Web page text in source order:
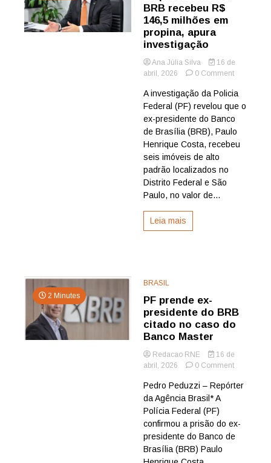
BRB recebeu R$
146,5 milhões em
propina, apura
investigação
Ana Júlia Silva
16 de
abril, 2026
0 Commenton
presidente
do
BRB
146,5
A investigação da Policia
Federal (PF) revelou que o
ex-presidente do Banco
de Brasília (BRB), Paulo
Henrique Costa, recebeu
seis imóveis de alto
padrão localizados no
Distrito Federal e São
Paulo, no valor de...
Leia mais
2 Minutes
BRASIL
PF prende ex-
presidente do BRB
citado no caso do
Banco Master
Redacao RNE
16 de
abril, 2026
0 Commenton
prende
citado
Pedro Peduzzi – Repórter
da Agência Brasil* A
Polícia Federal (PF)
confirmou a prisão do ex-
presidente do Banco de
Brasília (BRB) Paulo